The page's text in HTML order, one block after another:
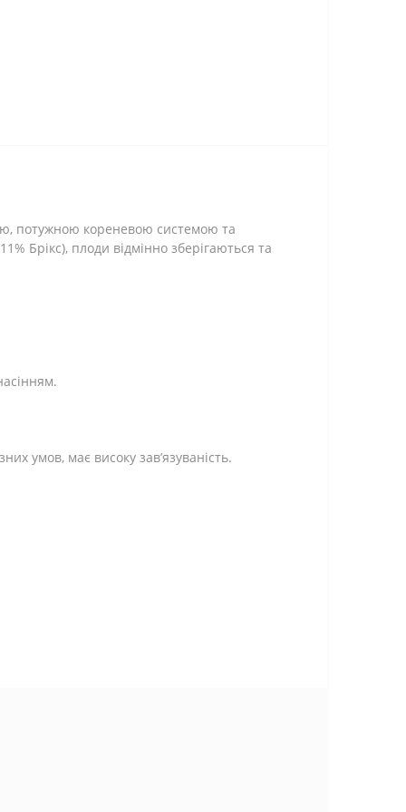
потужною кореневою системою та
Брікс), плоди відмінно зберігаються та
умов, має високу зав’язуваність.